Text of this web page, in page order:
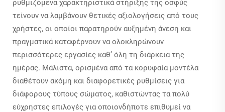
ρυθμιζόμενα χαρακτηριστικά στήριξης της οσφύς
τείνουν να λαμβάνουν θετικές αξιολογήσεις από τους
χρήστες, οι οποίοι παρατηρούν αυξημένη άνεση και
πραγματικά καταφέρνουν να ολοκληρώνουν
περισσότερες εργασίες καθ’ όλη τη διάρκεια της
ημέρας. Μάλιστα, ορισμένα από τα κορυφαία μοντέλα
διαθέτουν ακόμη και διαφορετικές ρυθμίσεις για
διάφορους τύπους σώματος, καθιστώντας τα πολύ
εύχρηστες επιλογές για οποιονδήποτε επιθυμεί να